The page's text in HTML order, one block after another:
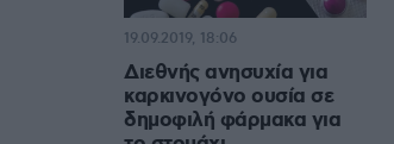
Διεθνής ανησυχία για
καρκινογόνο ουσία σε
δημοφιλή φάρμακα για
19.09.2019, 18:06